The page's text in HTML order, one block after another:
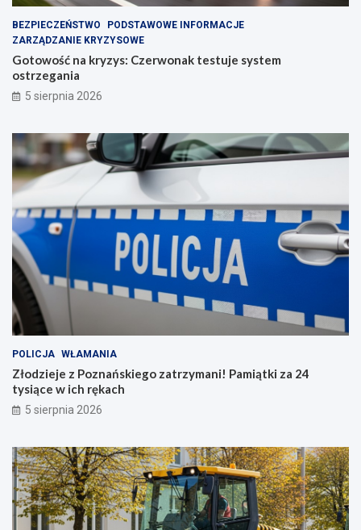
BEZPIECZEŃSTWO
PODSTAWOWE INFORMACJE
ZARZĄDZANIE KRYZYSOWE
Gotowość na kryzys: Czerwonak testuje system
ostrzegania
5 sierpnia 2026
POLICJA WŁAMANIA
Złodzieje z Poznańskiego zatrzymani! Pamiątki za 24
tysiące w ich rękach
5 sierpnia 2026